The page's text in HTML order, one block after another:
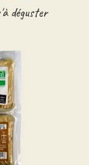
déguster